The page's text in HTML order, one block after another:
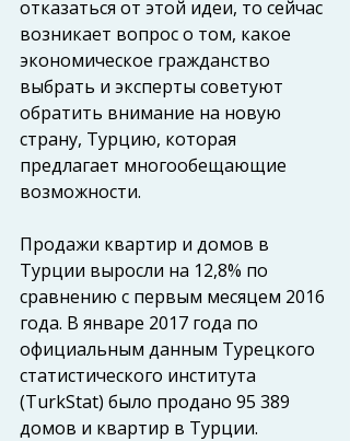
отказаться от этой идеи, то сейчас
возникает вопрос о том, какое
экономическое гражданство
выбрать и эксперты советуют
обратить внимание на новую
страну, Турцию, которая
предлагает многообещающие
возможности.
Продажи квартир и домов в
Турции выросли на 12,8% по
сравнению с первым месяцем 2016
года. В январе 2017 года по
официальным данным Турецкого
статистического института
(TurkStat) было продано 95 389
домов и квартир в Турции.